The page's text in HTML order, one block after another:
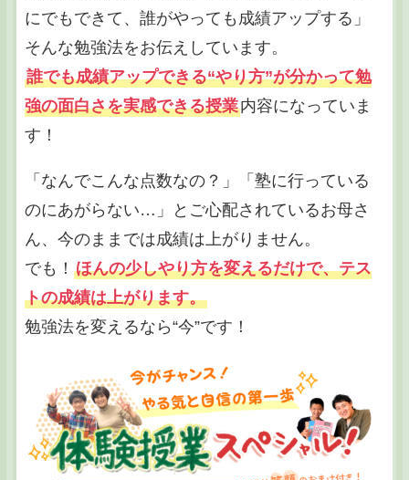
にでもできて、誰がやっても成績アップする」
そんな勉強法をお伝えしています。
誰でも成績アップできる“やり方”が分かって勉
強の面白さを実感できる授業内容になっていま
す！
「なんでこんな点数なの？」「塾に行っている
のにあがらない…」とご心配されているお母さ
ん、今のままでは成績は上がりません。
でも！ ほんの少しやり方を変えるだけで、テス
トの成績は上がります。
勉強法を変えるなら“今”です！